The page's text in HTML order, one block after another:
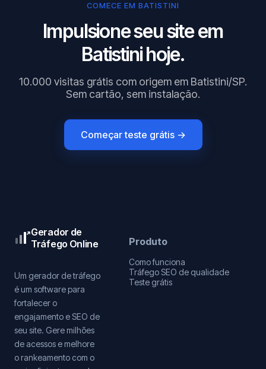
COMECE EM BATISTINI
Impulsione seu site em
Batistini hoje.
10.000 visitas grátis com origem em Batistini/SP.
Sem cartão, sem instalação.
Começar teste grátis →
Gerador de
Tráfego Online
Um gerador de tráfego
é um software para
fortalecer o
engajamento e SEO de
seu site. Gere milhões
de acessos e melhore
o rankeamento com o
Produto
Como funciona
Tráfego SEO de qualidade
Teste grátis